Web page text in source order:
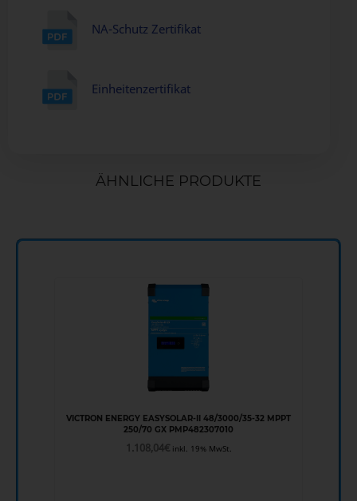
NA-Schutz Zertifikat
Einheitenzertifikat
ÄHNLICHE PRODUKTE
VICTRON ENERGY EASYSOLAR-II 48/3000/35-32 MPPT
250/70 GX PMP482307010
1.108,04€inkl. 19% MwSt.